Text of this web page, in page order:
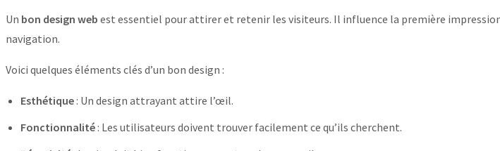
Un bon design web est essentiel pour attirer et retenir les visiteurs. Il influence la première
navigation.
Voici quelques éléments clés d’un bon design :
Esthétique: Un design attrayant attire l’œil.
Fonctionnalité: Les utilisateurs doivent trouver facilement ce qu’ils cherchent.